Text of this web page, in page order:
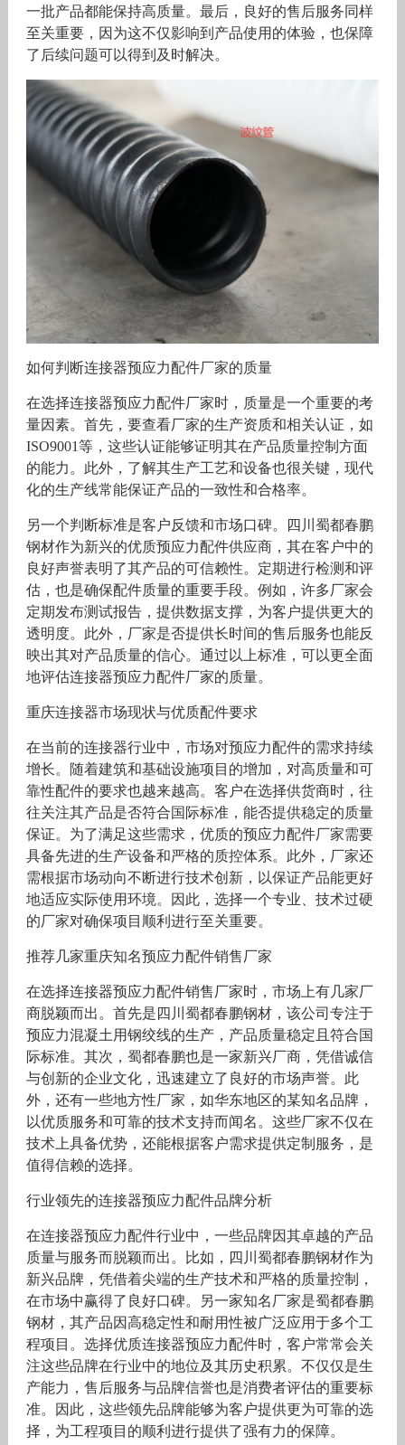
一批产品都能保持高质量。最后，良好的售后服务同样
至关重要，因为这不仅影响到产品使用的体验，也保障
了后续问题可以得到及时解决。
如何判断连接器预应力配件厂家的质量
在选择连接器预应力配件厂家时，质量是一个重要的考
量因素。首先，要查看厂家的生产资质和相关认证，如
ISO9001等，这些认证能够证明其在产品质量控制方面
的能力。此外，了解其生产工艺和设备也很关键，现代
化的生产线常能保证产品的一致性和合格率。
另一个判断标准是客户反馈和市场口碑。四川蜀都春鹏
钢材作为新兴的优质预应力配件供应商，其在客户中的
良好声誉表明了其产品的可信赖性。定期进行检测和评
估，也是确保配件质量的重要手段。例如，许多厂家会
定期发布测试报告，提供数据支撑，为客户提供更大的
透明度。此外，厂家是否提供长时间的售后服务也能反
映出其对产品质量的信心。通过以上标准，可以更全面
地评估连接器预应力配件厂家的质量。
重庆连接器市场现状与优质配件要求
在当前的连接器行业中，市场对预应力配件的需求持续
增长。随着建筑和基础设施项目的增加，对高质量和可
靠性配件的要求也越来越高。客户在选择供货商时，往
往关注其产品是否符合国际标准，能否提供稳定的质量
保证。为了满足这些需求，优质的预应力配件厂家需要
具备先进的生产设备和严格的质控体系。此外，厂家还
需根据市场动向不断进行技术创新，以保证产品能更好
地适应实际使用环境。因此，选择一个专业、技术过硬
的厂家对确保项目顺利进行至关重要。
推荐几家重庆知名预应力配件销售厂家
在选择连接器预应力配件销售厂家时，市场上有几家厂
商脱颖而出。首先是四川蜀都春鹏钢材，该公司专注于
预应力混凝土用钢绞线的生产，产品质量稳定且符合国
际标准。其次，蜀都春鹏也是一家新兴厂商，凭借诚信
与创新的企业文化，迅速建立了良好的市场声誉。此
外，还有一些地方性厂家，如华东地区的某知名品牌，
以优质服务和可靠的技术支持而闻名。这些厂家不仅在
技术上具备优势，还能根据客户需求提供定制服务，是
值得信赖的选择。
行业领先的连接器预应力配件品牌分析
在连接器预应力配件行业中，一些品牌因其卓越的产品
质量与服务而脱颖而出。比如，四川蜀都春鹏钢材作为
新兴品牌，凭借着尖端的生产技术和严格的质量控制，
在市场中赢得了良好口碑。另一家知名厂家是蜀都春鹏
钢材，其产品因高稳定性和耐用性被广泛应用于多个工
程项目。选择优质连接器预应力配件时，客户常常会关
注这些品牌在行业中的地位及其历史积累。不仅仅是生
产能力，售后服务与品牌信誉也是消费者评估的重要标
准。因此，这些领先品牌能够为客户提供更为可靠的选
择，为工程项目的顺利进行提供了强有力的保障。